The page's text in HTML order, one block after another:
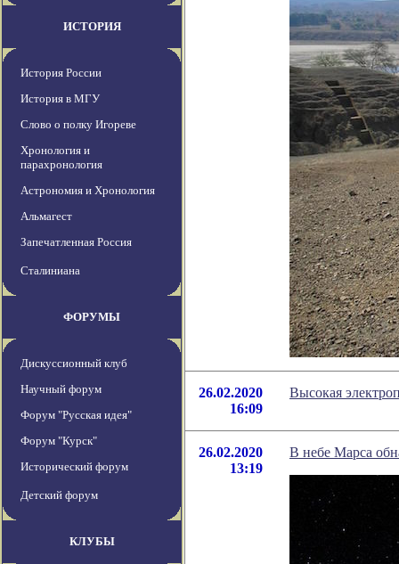
ИСТОРИЯ
История России
История в МГУ
Слово о полку Игореве
Хронология и
парахронология
Астрономия и Хронология
Альмагест
Запечатленная Россия
Сталиниана
ФОРУМЫ
Дискуссионный клуб
Научный форум
Форум "Русская идея"
Форум "Курск"
Исторический форум
Детский форум
КЛУБЫ
26.02.2020
16:09
Высокая
26.02.2020
13:19
В небе Марса